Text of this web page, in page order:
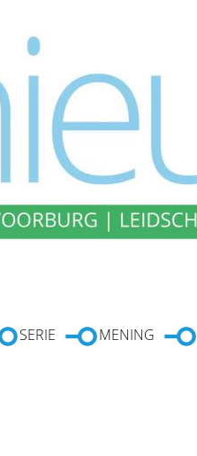
SERIE MENING